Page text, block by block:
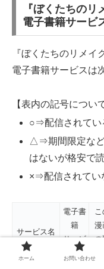
『ぼくたちのリ
電子書籍サービ
『ぼくたちのリメイ
電子書籍サービスは
【表内の記号につい
○⇒配信されてい
△⇒期間限定など
はないが格安で読
×⇒配信されてい
サービス名
電子書
籍
サービ
ス
こ
漫
の
ホーム お問い合わせ